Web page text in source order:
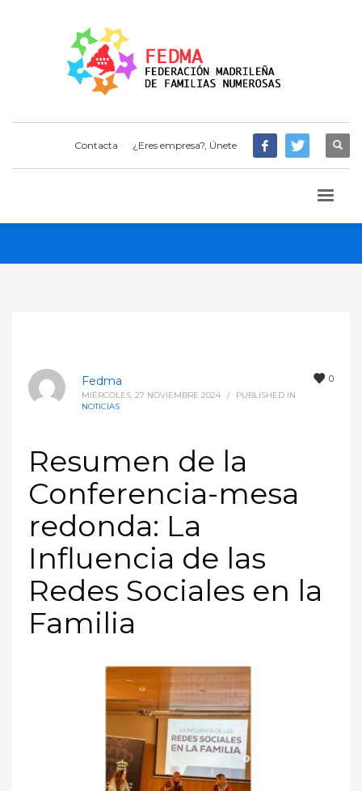
Contacta ¿Eres empresa?, Únete
0
Fedma
MIÉRCOLES, 27 NOVIEMBRE 2024 /
PUBLISHED IN
NOTICIAS
Resumen de la
Conferencia-mesa
redonda: La
Influencia de las
Redes Sociales en la
Familia